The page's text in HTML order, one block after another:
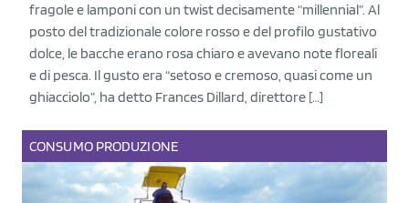
fragole e lamponi con un twist decisamente “millennial”. Al
posto del tradizionale colore rosso e del profilo gustativo
dolce, le bacche erano rosa chiaro e avevano note floreali
e di pesca. Il gusto era “setoso e cremoso, quasi come un
ghiacciolo”, ha detto Frances Dillard, direttore […]
CONSUMO PRODUZIONE